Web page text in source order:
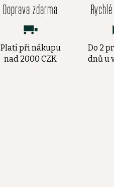
Doprava zdarma
Platí při nákupu
nad 2000 CZK
Do 2
dnů u